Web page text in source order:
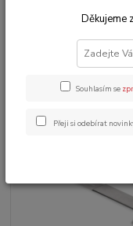
Děkujeme
Souhlasím se
Přeji si odebírat